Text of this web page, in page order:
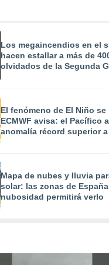
Los megaincendios en el
hacen estallar a más de
olvidados de la Segunda
El fenómeno de El Niño
ECMWF avisa: el Pacífico
anomalía récord superior a
Mapa de nubes y lluvia
solar: las zonas de
nubosidad permitirá verlo